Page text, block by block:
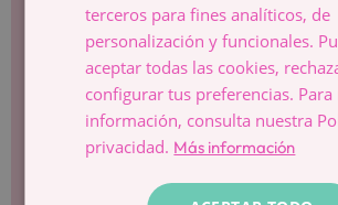
Quiero estar informada sobre las
novedades de Dexeus Mujer y
terceros para fines analíticos, de
personalización y funcionales.
aceptar todas las cookies,
configurar tus preferencias. Para
información, consulta nuestra
privacidad. Más información